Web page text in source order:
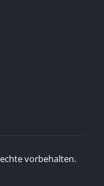
vorbehalten.